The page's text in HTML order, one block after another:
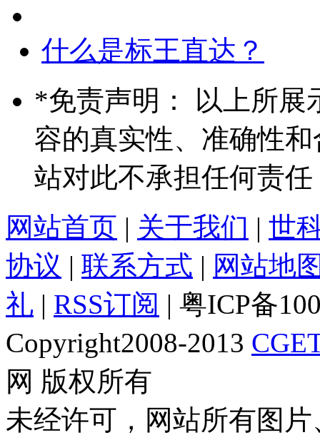
什么是标王直达？
*免责声明： 以上所展
容的真实性、准确性
站对此不承担任何责任
网站首页 | 关于我们 | 世
协议 | 联系方式 | 网站地
礼 | RSS订阅 | 粤ICP备
Copyright2008-2013
网 版权所有
未经许可，网站所有图